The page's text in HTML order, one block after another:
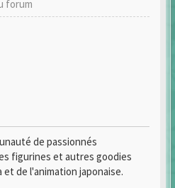
forum
de passionnés
figurines et autres goodies
et de l'animation japonaise.